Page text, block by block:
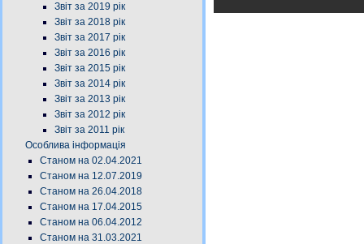
Звіт за 2019 рік
Звіт за 2018 рік
Звіт за 2017 рік
Звіт за 2016 рік
Звіт за 2015 рік
Звіт за 2014 рік
Звіт за 2013 рік
Звіт за 2012 рік
Звіт за 2011 рік
Особлива інформація
Станом на 02.04.2021
Станом на 12.07.2019
Станом на 26.04.2018
Станом на 17.04.2015
Станом на 06.04.2012
Станом на 31.03.2021